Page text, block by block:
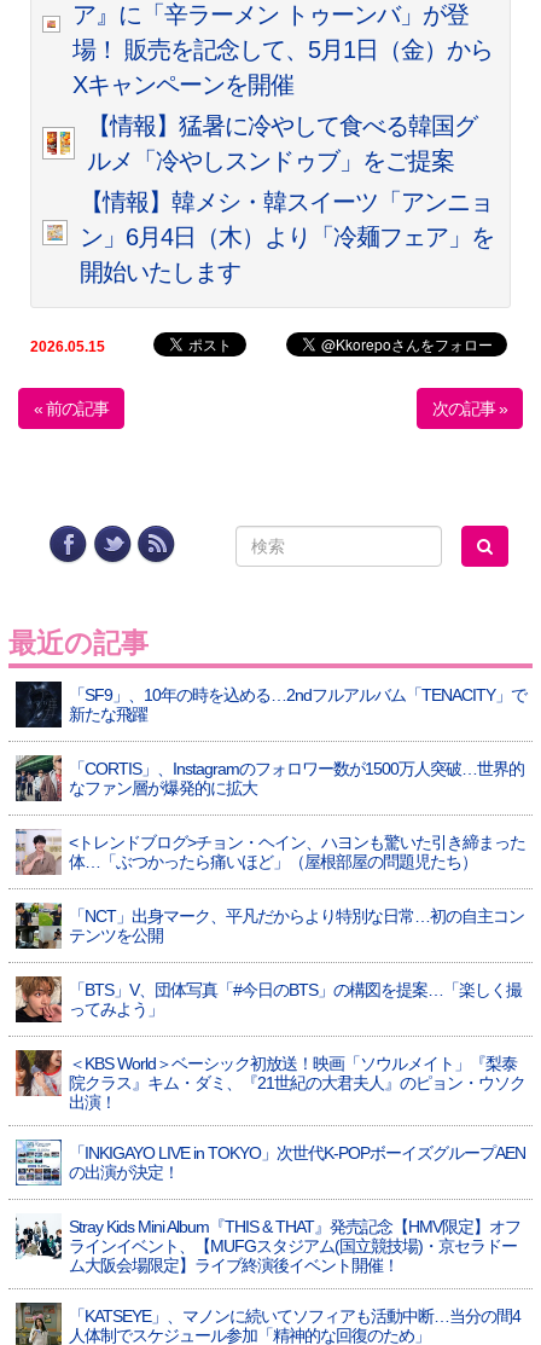
ア』に「辛ラーメン トゥーンバ」が登
場！ 販売を記念して、5月1日（金）から
Xキャンペーンを開催
【情報】猛暑に冷やして食べる韓国グ
ルメ「冷やしスンドゥブ」をご提案
【情報】韓メシ・韓スイーツ「アンニョ
ン」6月4日（木）より「冷麺フェア」を
開始いたします
2026.05.15
« 前の記事 次の記事 »
最近の記事
「SF9」、10年の時を込める…2ndフルアルバム「TENACITY」で
新たな飛躍
「CORTIS」、Instagramのフォロワー数が1500万人突破…世界的
なファン層が爆発的に拡大
<トレンドブログ>チョン・ヘイン、ハヨンも驚いた引き締まった
体…「ぶつかったら痛いほど」（屋根部屋の問題児たち）
「NCT」出身マーク、平凡だからより特別な日常…初の自主コン
テンツを公開
「BTS」V、団体写真「#今日のBTS」の構図を提案…「楽しく撮
ってみよう」
＜KBS World＞ベーシック初放送！映画「ソウルメイト」『梨泰
院クラス』キム・ダミ、『21世紀の大君夫人』のピョン・ウソク
出演！
「INKIGAYO LIVE in TOKYO」次世代K-POPボーイズグループAEN
の出演が決定！
Stray Kids Mini Album『THIS & THAT』発売記念【HMV限定】オフ
ラインイベント、【MUFGスタジアム(国立競技場)・京セラドー
ム大阪会場限定】ライブ終演後イベント開催！
「KATSEYE」、マノンに続いてソフィアも活動中断…当分の間4
人体制でスケジュール参加「精神的な回復のため」